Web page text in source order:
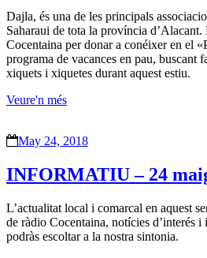
Dajla, és una de les principals
Saharaui de tota la província
Cocentaina per donar a conéixer en el
programa de vacances en pau, buscant
xiquets i xiquetes durant aquest estiu.
Veure'n més
May 24, 2018
INFORMATIU – 24
L’actualitat local i comarcal en aquest
de ràdio Cocentaina, notícies d’interés
podràs escoltar a la nostra sintonia.